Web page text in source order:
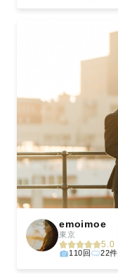
emoimoe
東京
5.0
110回 22件